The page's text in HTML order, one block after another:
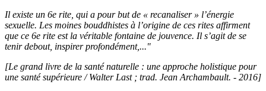
Il existe un 6e rite, qui a pour but de « recanaliser » l’énergie
sexuelle. Les moines bouddhistes à l’origine de ces rites affirment
que ce 6e rite est la véritable fontaine de jouvence. Il s’agit de se
tenir debout, inspirer profondément,..."
[Le grand livre de la santé naturelle : une approche holistique pour
une santé supérieure / Walter Last ; trad. Jean Archambault. - 2016]